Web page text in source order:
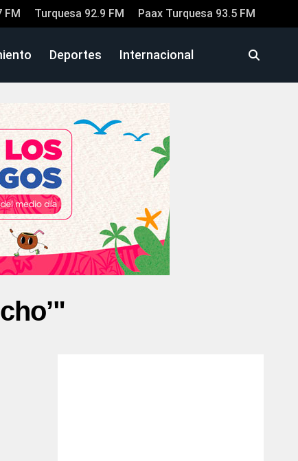
FM Turquesa 92.9 FM Paax Turquesa 93.5 FM
Deportes Internacional